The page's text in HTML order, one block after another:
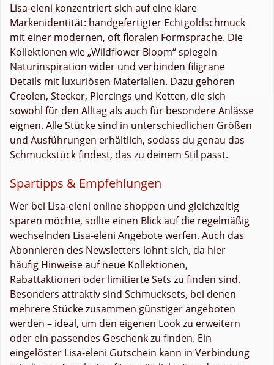
Lisa-eleni konzentriert sich auf eine klare
Markenidentität: handgefertigter Echtgoldschmuck
mit einer modernen, oft floralen Formsprache. Die
Kollektionen wie „Wildflower Bloom“ spiegeln
Naturinspiration wider und verbinden filigrane
Details mit luxuriösen Materialien. Dazu gehören
Creolen, Stecker, Piercings und Ketten, die sich
sowohl für den Alltag als auch für besondere Anlässe
eignen. Alle Stücke sind in unterschiedlichen Größen
und Ausführungen erhältlich, sodass du genau das
Schmuckstück findest, das zu deinem Stil passt.
Spartipps & Empfehlungen
Wer bei Lisa-eleni online shoppen und gleichzeitig
sparen möchte, sollte einen Blick auf die regelmäßig
wechselnden Lisa-eleni Angebote werfen. Auch das
Abonnieren des Newsletters lohnt sich, da hier
häufig Hinweise auf neue Kollektionen,
Rabattaktionen oder limitierte Sets zu finden sind.
Besonders attraktiv sind Schmucksets, bei denen
mehrere Stücke zusammen günstiger angeboten
werden – ideal, um den eigenen Look zu erweitern
oder ein passendes Geschenk zu finden. Ein
eingelöster Lisa-eleni Gutschein kann in Verbindung